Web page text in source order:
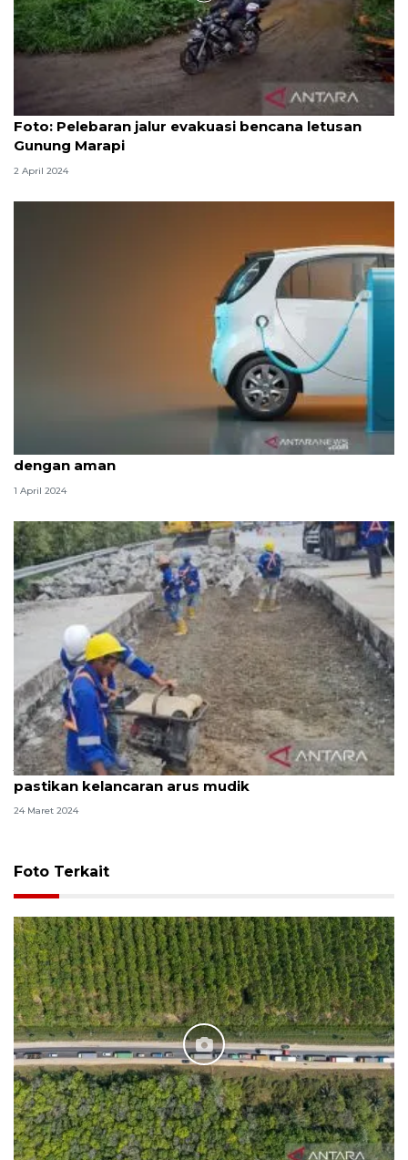
Foto: Pelebaran jalur evakuasi bencana letusan
Gunung Marapi
2 April 2024
Lima kiat bagi pengendara mobil listrik mudik
dengan aman
1 April 2024
Jasamarga perbaiki Tol Jakarta-Cikampek
pastikan kelancaran arus mudik
24 Maret 2024
Foto Terkait